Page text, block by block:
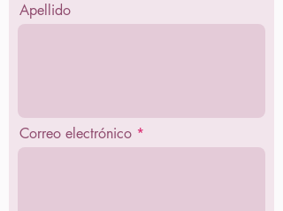
Apellido
Correo electrónico